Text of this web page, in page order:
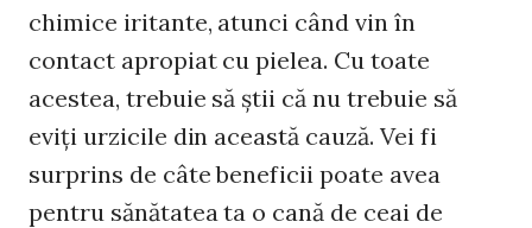
chimice iritante, atunci când vin în
contact apropiat cu pielea. Cu toate
acestea, trebuie să ştii că nu trebuie să
eviţi urzicile din această cauză. Vei fi
surprins de câte beneficii poate avea
pentru sănătatea ta o cană de ceai de